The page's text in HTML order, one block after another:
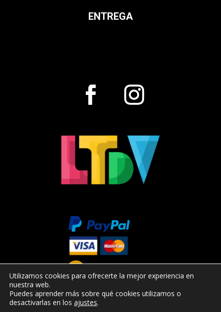
ENTREGA
Utilizamos cookies para ofrecerte la mejor experiencia en
nuestra web.
Puedes aprender más sobre qué cookies utilizamos o
desactivarlas en los ajustes.